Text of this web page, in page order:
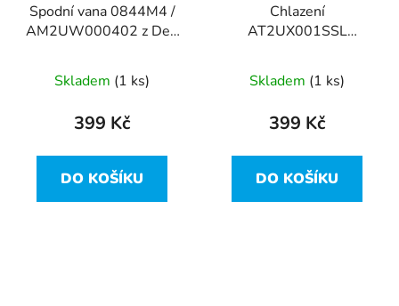
Spodní vana 0844M4 /
AM2UW000402 z Dell
Skladem (1 ks)
399 Kč
DO KOŠÍKU
Chlazení
AT2UX001SSL
CJ80-S9A Dell Latitude
7310
Skladem (1 ks)
399 Kč
DO KOŠÍKU